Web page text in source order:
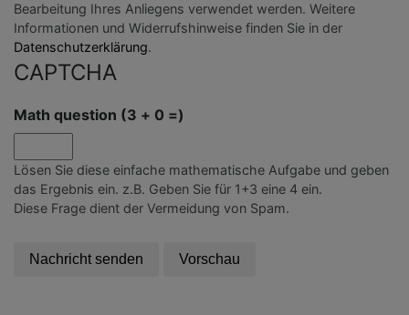
Bearbeitung Ihres Anliegens verwendet werden. Weitere
Informationen und Widerrufshinweise finden Sie in der
Datenschutzerklärung.
CAPTCHA
Math question (3 + 0 =)
Lösen Sie diese einfache mathematische Aufgabe und geben
das Ergebnis ein. z.B. Geben Sie für 1+3 eine 4 ein.
Diese Frage dient der Vermeidung von Spam.